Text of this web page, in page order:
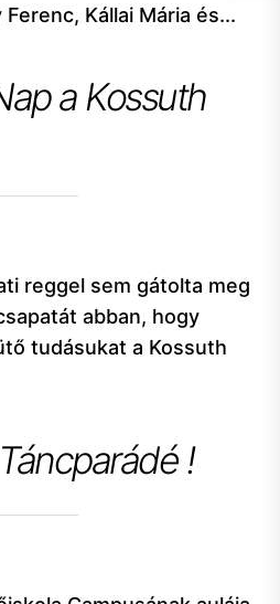
Kállai Mária és...
a Kossuth
reggel sem gátolta meg
abban, hogy
tudásukat a Kossuth
!